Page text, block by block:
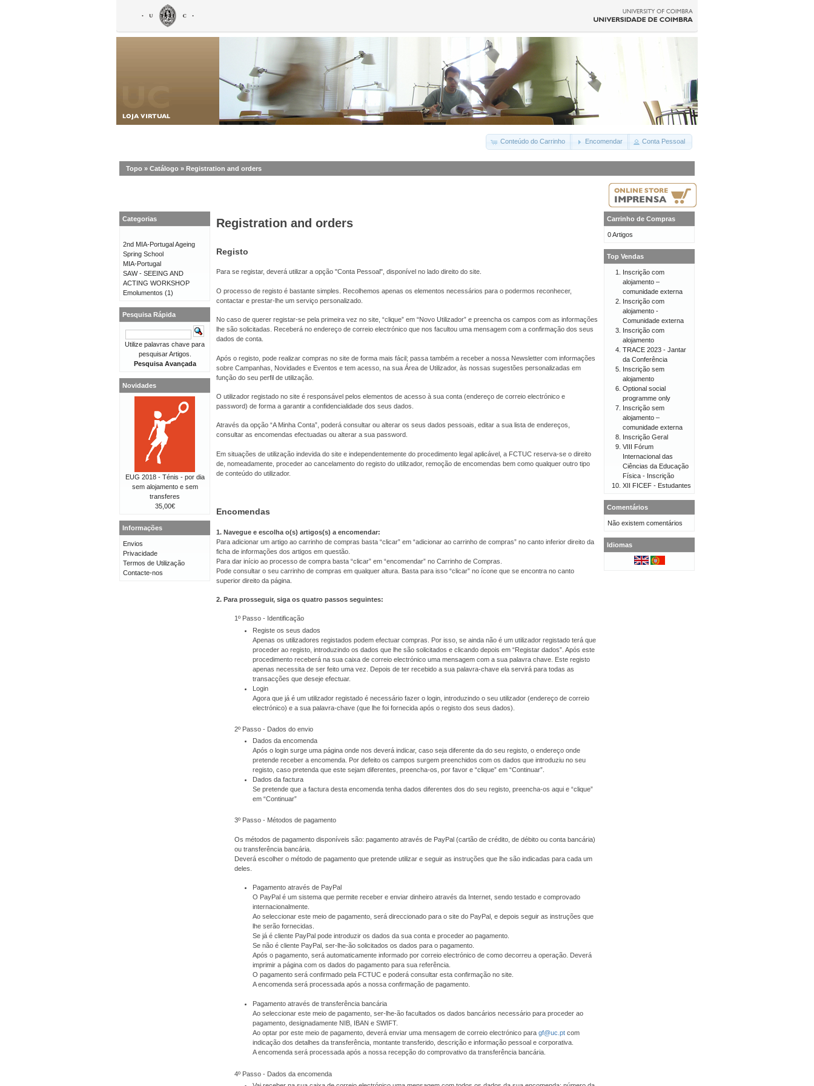
Conteúdo do Carrinho Encomendar Conta Pessoal
Topo » Catálogo » Registration and orders
Registration and orders
Registo
Para se registar, deverá utilizar a opção "Conta Pessoal", disponível no lado direito do site.
O processo de registo é bastante simples. Recolhemos apenas os elementos necessários para o podermos reconhecer,
contactar e prestar-lhe um serviço personalizado.
No caso de querer registar-se pela primeira vez no site, “clique” em “Novo Utilizador” e preencha os campos com as informações
lhe são solicitadas. Receberá no endereço de correio electrónico que nos facultou uma mensagem com a confirmação dos seus
dados de conta.
Após o registo, pode realizar compras no site de forma mais fácil; passa também a receber a nossa Newsletter com informações
sobre Campanhas, Novidades e Eventos e tem acesso, na sua Área de Utilizador, às nossas sugestões personalizadas em
função do seu perfil de utilização.
O utilizador registado no site é responsável pelos elementos de acesso à sua conta (endereço de correio electrónico e
password) de forma a garantir a confidencialidade dos seus dados.
Através da opção “A Minha Conta”, poderá consultar ou alterar os seus dados pessoais, editar a sua lista de endereços,
consultar as encomendas efectuadas ou alterar a sua password.
Em situações de utilização indevida do site e independentemente do procedimento legal aplicável, a FCTUC reserva-se o direito
de, nomeadamente, proceder ao cancelamento do registo do utilizador, remoção de encomendas bem como qualquer outro tipo
de conteúdo do utilizador.
Encomendas
1. Navegue e escolha o(s) artigos(s) a encomendar:
Para adicionar um artigo ao carrinho de compras basta “clicar” em “adicionar ao carrinho de compras” no canto inferior direito da
ficha de informações dos artigos em questão.
Para dar início ao processo de compra basta “clicar” em “encomendar” no Carrinho de Compras.
Pode consultar o seu carrinho de compras em qualquer altura. Basta para isso “clicar” no ícone que se encontra no canto
superior direito da página.
2. Para prosseguir, siga os quatro passos seguintes:
1º Passo - Identificação
Registe os seus dados
Apenas os utilizadores registados podem efectuar compras. Por isso, se ainda não é um utilizador registado terá que
proceder ao registo, introduzindo os dados que lhe são solicitados e clicando depois em “Registar dados”. Após este
procedimento receberá na sua caixa de correio electrónico uma mensagem com a sua palavra chave. Este registo
apenas necessita de ser feito uma vez. Depois de ter recebido a sua palavra-chave ela servirá para todas as
transacções que deseje efectuar.
Login
Agora que já é um utilizador registado é necessário fazer o login, introduzindo o seu utilizador (endereço de correio
electrónico) e a sua palavra-chave (que lhe foi fornecida após o registo dos seus dados).
2º Passo - Dados do envio
Dados da encomenda
Após o login surge uma página onde nos deverá indicar, caso seja diferente da do seu registo, o endereço onde
pretende receber a encomenda. Por defeito os campos surgem preenchidos com os dados que introduziu no seu
registo, caso pretenda que este sejam diferentes, preencha-os, por favor e “clique” em “Continuar”.
Dados da factura
Se pretende que a factura desta encomenda tenha dados diferentes dos do seu registo, preencha-os aqui e “clique”
em “Continuar”
3º Passo - Métodos de pagamento
Os métodos de pagamento disponíveis são: pagamento através de PayPal (cartão de crédito, de débito ou conta bancária)
ou transferência bancária.
Deverá escolher o método de pagamento que pretende utilizar e seguir as instruções que lhe são indicadas para cada um
deles.
Pagamento através de PayPal
O PayPal é um sistema que permite receber e enviar dinheiro através da Internet, sendo testado e comprovado
internacionalmente.
Ao seleccionar este meio de pagamento, será direccionado para o site do PayPal, e depois seguir as instruções que
lhe serão fornecidas.
Se já é cliente PayPal pode introduzir os dados da sua conta e proceder ao pagamento.
Se não é cliente PayPal, ser-lhe-ão solicitados os dados para o pagamento.
Após o pagamento, será automaticamente informado por correio electrónico de como decorreu a operação. Deverá
imprimir a página com os dados do pagamento para sua referência.
O pagamento será confirmado pela FCTUC e poderá consultar esta confirmação no site.
A encomenda será processada após a nossa confirmação de pagamento.
Pagamento através de transferência bancária
Ao seleccionar este meio de pagamento, ser-lhe-ão facultados os dados bancários necessário para proceder ao
pagamento, designadamente NIB, IBAN e SWIFT.
Ao optar por este meio de pagamento, deverá enviar uma mensagem de correio electrónico para gf@uc.pt com
indicação dos detalhes da transferência, montante transferido, descrição e informação pessoal e corporativa.
A encomenda será processada após a nossa recepção do comprovativo da transferência bancária.
4º Passo - Dados da encomenda
Categorias
2nd MIA-Portugal Ageing
Spring School
MIA-Portugal
SAW - SEEING AND
ACTING WORKSHOP
Emolumentos (1)
Pesquisa Rápida
Utilize palavras chave para
pesquisar Artigos.
Pesquisa Avançada
Novidades
EUG 2018 - Ténis - por dia
sem alojamento e sem
transferes
35,00€
Informações
Envios
Privacidade
Termos de Utilização
Contacte-nos
Carrinho de Compras
0 Artigos
Top Vendas
Inscrição com
alojamento –
comunidade externa
Inscrição com
alojamento -
Comunidade externa
Inscrição com
alojamento
TRACE 2023 - Jantar
da Conferência
Inscrição sem
alojamento
Optional social
programme only
Inscrição sem
alojamento –
comunidade externa
Inscrição Geral
VIII Fórum
Internacional das
Ciências da Educação
Física - Inscrição
XII FICEF - Estudantes
Comentários
Não existem comentários
Idiomas